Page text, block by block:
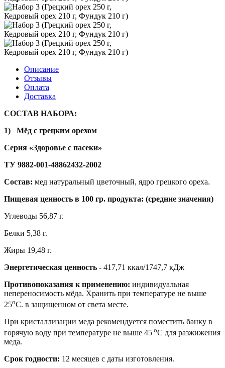
Описание
Отзывы
Оплата
Доставка
СОСТАВ НАБОРА:
1) Мёд с грецким орехом
Серия «Здоровье с пасеки»
ТУ 9882-001-48862432-2002
Состав: мед натуральный цветочный, ядро грецкого ореха.
Пищевая ценность в 100 гр. продукта: (средние значения)
Углеводы 56,87 г.
Белки 5,38 г.
Жиры 19,48 г.
Энергетическая ценность - 417,71 ккал/1747,7 кДж
Противопоказания к применению: индивидуальная
непереносимость мёда. Хранить при температуре не выше
25оС. в защищенном от света месте.
При кристаллизации меда рекомендуется поместить банку в
горячую воду при температуре не выше 45 оС для разжижения
меда.
Срок годности: 12 месяцев с даты изготовления.